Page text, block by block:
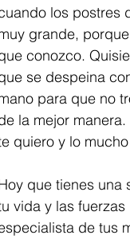
los postres
grande,
conozco.
se despeina
para que no
la mejor
quiero y lo
que tienes
vida y las
de tus